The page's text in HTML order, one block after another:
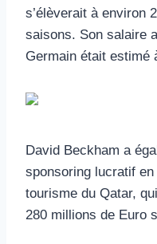
s’élèverait à environ
saisons. Son salaire
Germain était estimé
David Beckham a
sponsoring lucratif en
tourisme du Qatar,
280 millions de Euro